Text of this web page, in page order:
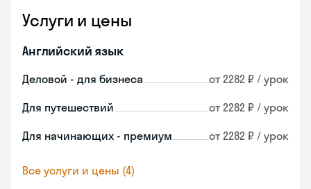
Услуги и цены
Английский язык
Деловой - для бизнеса от 2282 ₽ / урок
Для путешествий от 2282 ₽ / урок
Для начинающих - премиум от 2282 ₽ / урок
Все услуги и цены (4)